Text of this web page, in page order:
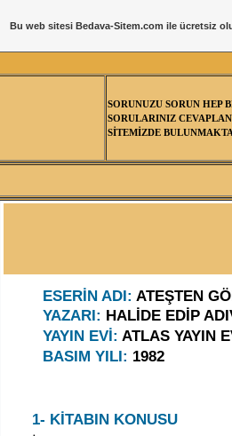
SORUNUZU SORUN HEP
SORULARINIZ
SİTEMİZDE
ESERİN ADI: ATEŞTEN
YAZARI: HALİDE EDİP
YAYIN EVİ:ATLAS YAYIN
BASIM YILI: 1982
1- KİTABIN KONUSU
Bu web sitesiBedava-Sitem.com ile ücretsiz